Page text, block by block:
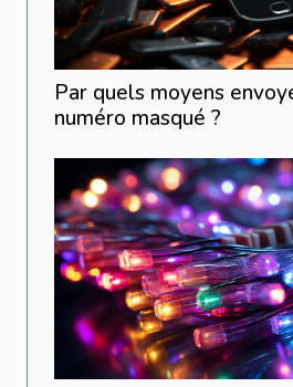
Par quels moyens
numéro masqué ?